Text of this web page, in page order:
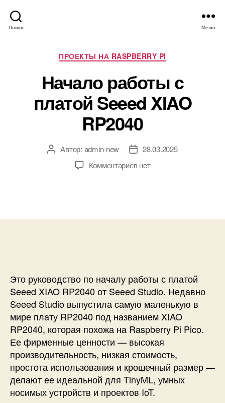
Поиск Меню
Р
у
б
р
и
к
и
ПРОЕКТЫ НА RASPBERRY PI
Начало работы с
платой Seeed XIAO
RP2040
А Автор: admin-new
Д
т
28.03.2025
Комментариевк
с
а
л
о
р
а
б
о
т
ы
п
л
нет
Это руководство по началу работы с платой
Seeed XIAO RP2040 от Seeed Studio. Недавно
Seeed Studio выпустила самую маленькую в
мире плату RP2040 под названием XIAO
RP2040, которая похожа на Raspberry Pi Pico.
Ее фирменные ценности — высокая
производительность, низкая стоимость,
простота использования и крошечный размер —
делают ее идеальной для TinyML, умных
носимых устройств и проектов IoT.